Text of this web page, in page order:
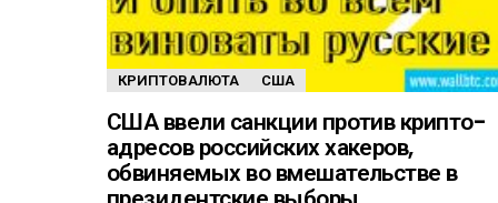
КРИПТОВАЛЮТА США
США ввели санкции против крипто-
адресов российских хакеров,
обвиняемых во вмешательстве в